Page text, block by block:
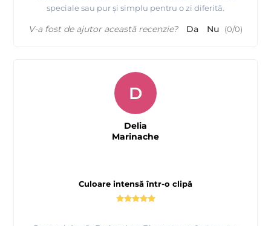
speciale sau pur și simplu pentru o zi diferită.
V-a fost de ajutor această recenzie? Da Nu (0/0)
Culoare intensă într-o clipă
D
Delia
Marinache